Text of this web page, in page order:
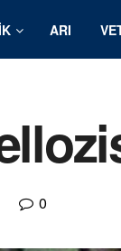
ARI
0